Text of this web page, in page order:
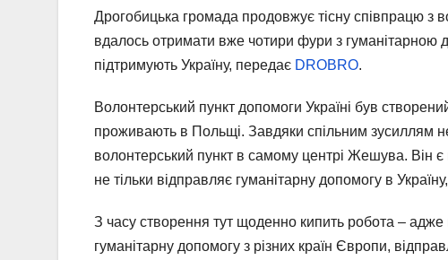
Дрогобицька громада продовжує тісну співпрацю
вдалось отримати вже чотири фури з гуманітарною
підтримують Україну, передає DROBRO.
Волонтерський пункт допомоги Україні був
проживають в Польщі. Завдяки спільним зусиллям
волонтерський пункт в самому центрі Жешува. Він
не тільки відправляє гуманітарну допомогу в
З часу створення тут щоденно кипить робота –
гуманітарну допомогу з різних країн Європи,